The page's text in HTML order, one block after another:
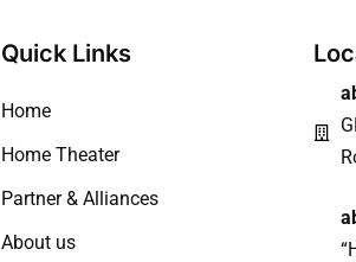
Quick Links
Home
Home Theater
Partner & Alliances
About us